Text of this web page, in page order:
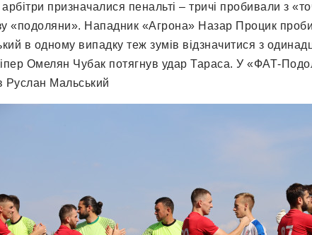
призначалися пенальті – тричі пробивали з
«подоляни». Нападник «Агрона» Назар Процик
в одному випадку теж зумів відзначитися з
Омелян Чубак потягнув удар Тараса. У «ФАТ-
Руслан Мальський